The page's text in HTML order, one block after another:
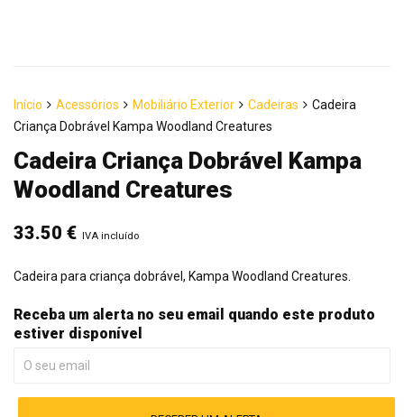
Início Acessórios Mobiliário Exterior Cadeiras
Cadeira
Criança Dobrável Kampa Woodland Creatures
Cadeira Criança Dobrável Kampa
Woodland Creatures
33.50 € IVA incluído
Cadeira para criança dobrável, Kampa Woodland Creatures.
Receba um alerta no seu email quando este produto
estiver disponível